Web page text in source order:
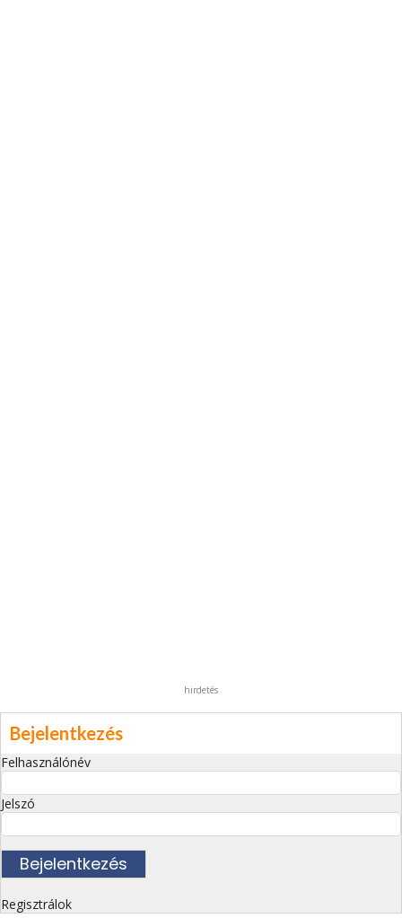
hirdetés
Bejelentkezés
Felhasználónév
Jelszó
Regisztrálok